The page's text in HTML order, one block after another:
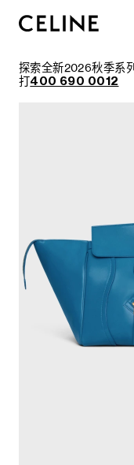
探索全新2026秋季系
打400 690 0012